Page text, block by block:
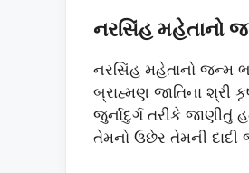
નરસિંહ મહેતાનો
નરસિંહ મહેતાનો જન્મ
બ્રાહ્મણ જાતિના શ્રી
જુર્નાદુર્ગ તરીકે
તેમનો ઉછેર તેમની દાદી